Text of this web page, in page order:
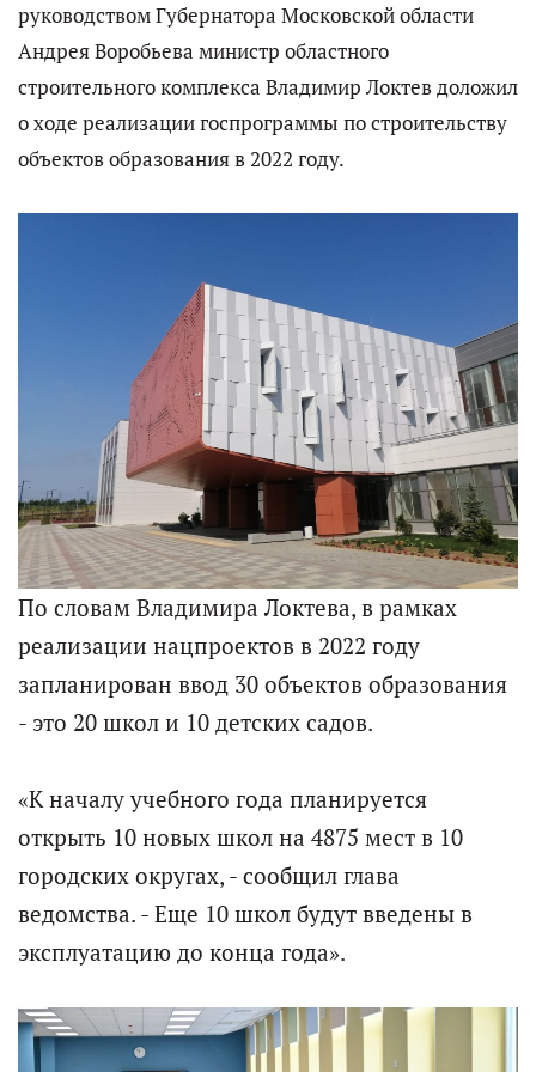
руководством Губернатора Московской области
Андрея Воробьева министр областного
строительного комплекса Владимир Локтев доложил
о ходе реализации госпрограммы по строительству
объектов образования в 2022 году.
По словам Владимира Локтева, в рамках
реализации нацпроектов в 2022 году
запланирован ввод 30 объектов образования
- это 20 школ и 10 детских садов.
«К началу учебного года планируется
открыть 10 новых школ на 4875 мест в 10
городских округах, - сообщил глава
ведомства. - Еще 10 школ будут введены в
эксплуатацию до конца года».